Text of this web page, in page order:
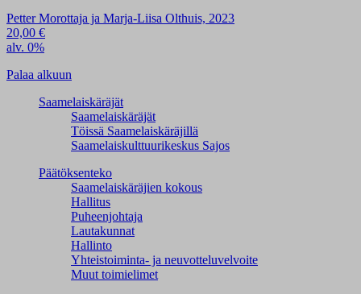
Petter Morottaja ja Marja-Liisa Olthuis, 2023
20,00 €
alv. 0%
Palaa alkuun
Saamelaiskäräjät
Saamelaiskäräjät
Töissä Saamelaiskäräjillä
Saamelaiskulttuuri­keskus Sajos
Päätöksenteko
Saamelaiskäräjien kokous
Hallitus
Puheenjohtaja
Lautakunnat
Hallinto
Yhteistoiminta- ja neuvotteluvelvoite
Muut toimielimet